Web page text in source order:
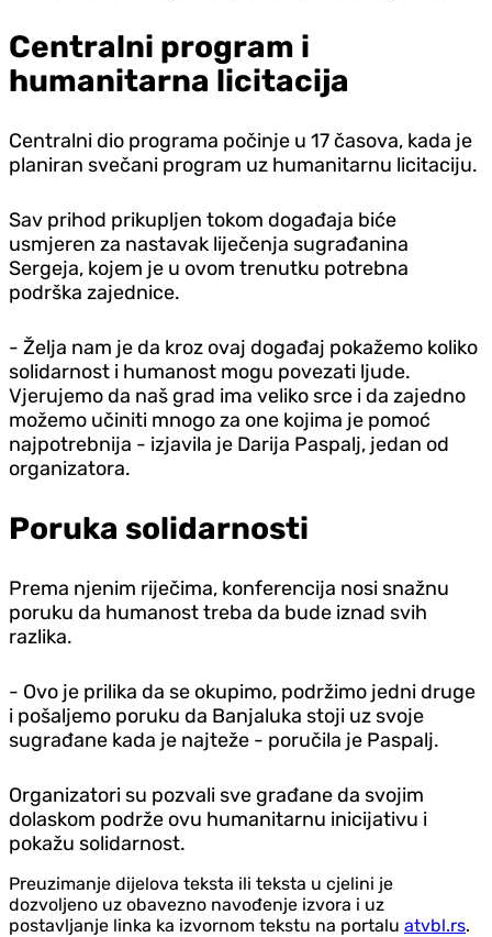
Centralni program i
humanitarna licitacija
Centralni dio programa počinje u 17 časova, kada je
planiran svečani program uz humanitarnu licitaciju.
Sav prihod prikupljen tokom događaja biće
usmjeren za nastavak liječenja sugrađanina
Sergeja, kojem je u ovom trenutku potrebna
podrška zajednice.
- Želja nam je da kroz ovaj događaj pokažemo koliko
solidarnost i humanost mogu povezati ljude.
Vjerujemo da naš grad ima veliko srce i da zajedno
možemo učiniti mnogo za one kojima je pomoć
najpotrebnija - izjavila je Darija Paspalj, jedan od
organizatora.
Poruka solidarnosti
Prema njenim riječima, konferencija nosi snažnu
poruku da humanost treba da bude iznad svih
razlika.
- Ovo je prilika da se okupimo, podržimo jedni druge
i pošaljemo poruku da Banjaluka stoji uz svoje
sugrađane kada je najteže - poručila je Paspalj.
Organizatori su pozvali sve građane da svojim
dolaskom podrže ovu humanitarnu inicijativu i
pokažu solidarnost.
Preuzimanje dijelova teksta ili teksta u cjelini je
dozvoljeno uz obavezno navođenje izvora i uz
postavljanje linka ka izvornom tekstu na portalu atvbl.rs.